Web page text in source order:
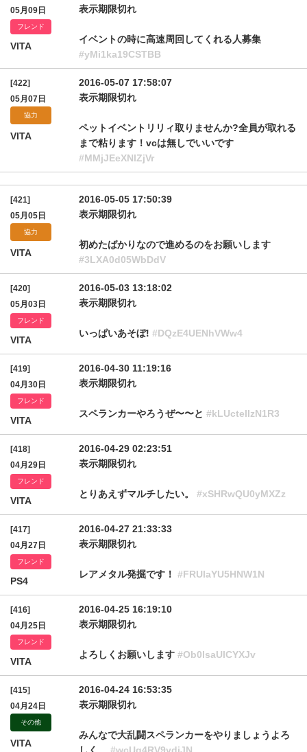
05月09日
フレンド
VITA
表示期限切れ
イベントの時に高速周回してくれる人募集
#yMi1ka19CSTBB
[422]
05月07日
協力
VITA
2016-05-07 17:58:07
表示期限切れ
ペットイベントリリィ取りませんか?全員が取れる
まで粘ります！vcは無しでいいです
#MMjJEeXNlZjVr
[421]
05月05日
協力
VITA
2016-05-05 17:50:39
表示期限切れ
初めたばかりなので進めるのをお願いします
#3LXA0d05WbDdV
[420]
05月03日
フレンド
VITA
2016-05-03 13:18:02
表示期限切れ
いっぱいあそぼ! #DQzE4UENhVWw4
[419]
04月30日
フレンド
VITA
2016-04-30 11:19:16
表示期限切れ
スペランカーやろうぜ〜〜と #kLUctelIzN1R3
[418]
04月29日
フレンド
VITA
2016-04-29 02:23:51
表示期限切れ
とりあえずマルチしたい。 #xSHRwQU0yMXZz
[417]
04月27日
フレンド
PS4
2016-04-27 21:33:33
表示期限切れ
レアメタル発掘です！ #FRUlaYU5HNW1N
[416]
04月25日
フレンド
VITA
2016-04-25 16:19:10
表示期限切れ
よろしくお願いします #Ob0lsaUlCYXJv
[415]
04月24日
その他
VITA
2016-04-24 16:53:35
表示期限切れ
みんなで大乱闘スペランカーをやりましょうよろ